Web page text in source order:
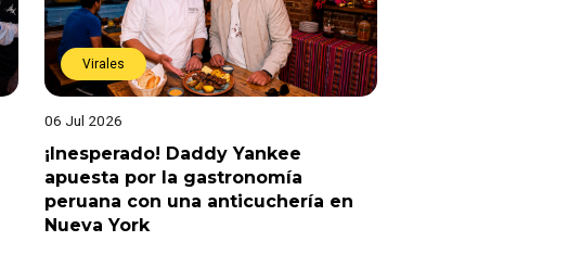
Virales
06 Jul 2026
¡Inesperado! Daddy Yankee
apuesta por la gastronomía
peruana con una anticuchería en
Nueva York